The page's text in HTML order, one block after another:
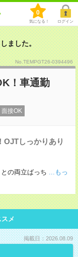
0
気になる！ ログイン
ました。
No.TEMPGT26-0394496
！車通勤
面接OK
OJTしっかりあり
の両立ばっち ...もっ
メ
掲載日：2026.08.09